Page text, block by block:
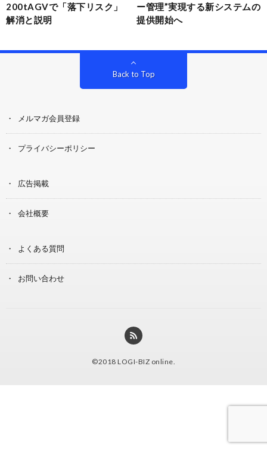
200tAGVで「落下リスク」
解消と説明
ー管理”実現する新システムの
提供開始へ
Back to Top
メルマガ会員登録
プライバシーポリシー
広告掲載
会社概要
よくある質問
お問い合わせ
©2018 LOGI-BIZ online.